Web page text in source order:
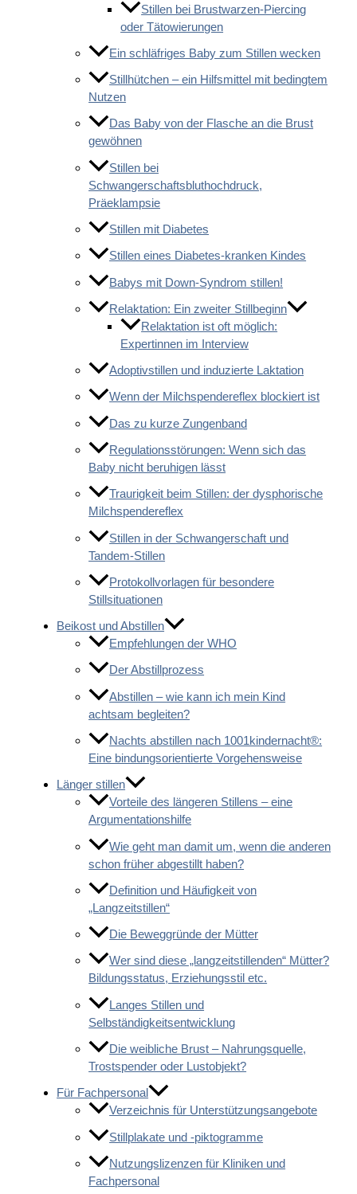
Stillen bei Brustwarzen-Piercing
oder Tätowierungen
Ein schläfriges Baby zum Stillen wecken
Stillhütchen – ein Hilfsmittel mit bedingtem
Nutzen
Das Baby von der Flasche an die Brust
gewöhnen
Stillen bei
Schwangerschaftsbluthochdruck,
Präeklampsie
Stillen mit Diabetes
Stillen eines Diabetes-kranken Kindes
Babys mit Down-Syndrom stillen!
Relaktation: Ein zweiter Stillbeginn
Relaktation ist oft möglich:
Expertinnen im Interview
Adoptivstillen und induzierte Laktation
Wenn der Milchspendereflex blockiert ist
Das zu kurze Zungenband
Regulationsstörungen: Wenn sich das
Baby nicht beruhigen lässt
Traurigkeit beim Stillen: der dysphorische
Milchspendereflex
Stillen in der Schwangerschaft und
Tandem-Stillen
Protokollvorlagen für besondere
Stillsituationen
Beikost und Abstillen
Empfehlungen der WHO
Der Abstillprozess
Abstillen – wie kann ich mein Kind
achtsam begleiten?
Nachts abstillen nach 1001kindernacht®:
Eine bindungsorientierte Vorgehensweise
Länger stillen
Vorteile des längeren Stillens – eine
Argumentationshilfe
Wie geht man damit um, wenn die anderen
schon früher abgestillt haben?
Definition und Häufigkeit von
„Langzeitstillen“
Die Beweggründe der Mütter
Wer sind diese „langzeitstillenden“ Mütter?
Bildungsstatus, Erziehungsstil etc.
Langes Stillen und
Selbständigkeitsentwicklung
Die weibliche Brust – Nahrungsquelle,
Trostspender oder Lustobjekt?
Für Fachpersonal
Verzeichnis für Unterstützungsangebote
Stillplakate und -piktogramme
Nutzungslizenzen für Kliniken und
Fachpersonal